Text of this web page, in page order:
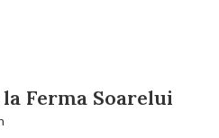
Ferma Soarelui